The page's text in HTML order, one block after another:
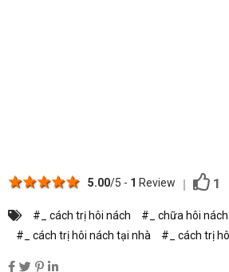
5 stars
4 stars
3 stars
2 stars
1 star 5.00/5 - 1 Review 1
#_ cách trị hôi nách
#_ chữa hôi nách
#_ cách trị hôi nách tại nhà
#_ cách trị